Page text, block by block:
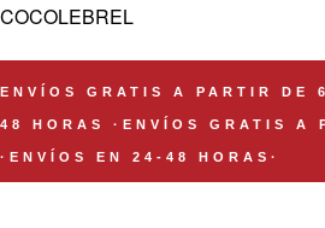
COCOLEBREL
ENVÍOS GRATIS A PARTIR DE
48 HORAS · ENVÍOS GRATIS A
· ENVÍOS EN 24-48 HORAS ·